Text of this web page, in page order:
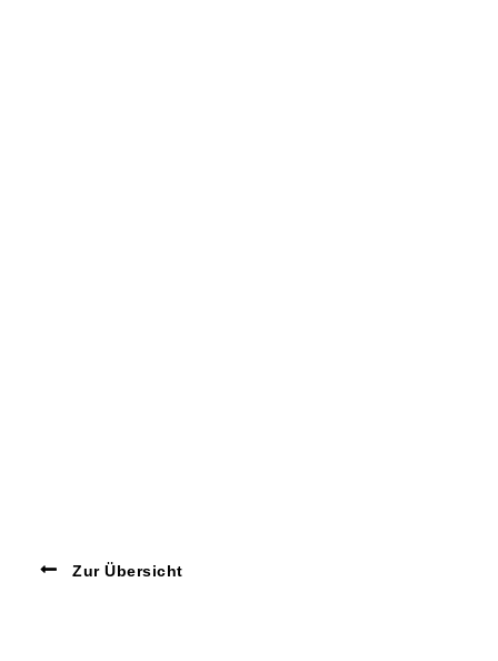
Zur Übersicht